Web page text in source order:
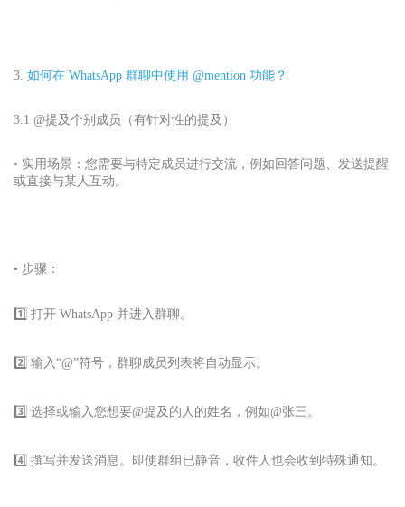
3. 如何在 WhatsApp 群聊中使用 @mention 功能？
3.1 @提及个别成员（有针对性的提及）
• 实用场景：您需要与特定成员进行交流，例如回答问题、发送提醒
或直接与某人互动。
• 步骤：
1️⃣ 打开 WhatsApp 并进入群聊。
2️⃣ 输入“@”符号，群聊成员列表将自动显示。
3️⃣ 选择或输入您想要@提及的人的姓名，例如@张三。
4️⃣ 撰写并发送消息。即使群组已静音，收件人也会收到特殊通知。